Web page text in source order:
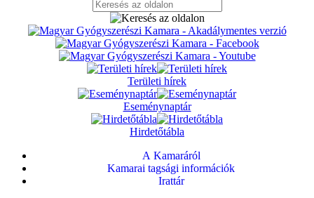
Területi hírek
Eseménynaptár
Hirdetőtábla
A Kamaráról
Kamarai tagsági információk
Irattár